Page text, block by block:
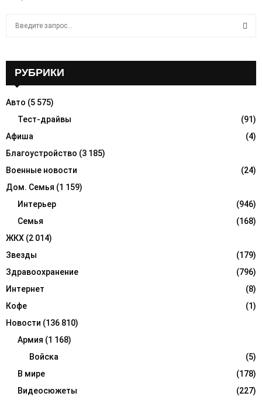
o
R
C
H
РУБРИКИ
Авто (5 575)
Тест-драйвы
(91)
Афиша
(4)
Благоустройство (3 185)
Военные новости
(24)
Дом. Семья (1 159)
Интерьер
(946)
Семья
(168)
ЖКХ (2 014)
Звезды
(179)
Здравоохранение
(796)
Интернет
(8)
Кофе
(1)
Новости (136 810)
Армия (1 168)
Войска
(5)
В мире
(178)
Видеосюжеты
(227)